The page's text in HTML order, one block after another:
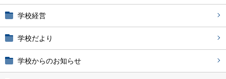
学校経営
学校だより
学校からのお知らせ